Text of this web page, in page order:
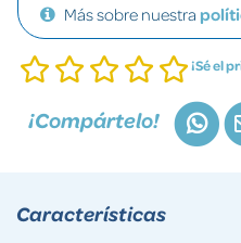
Más sobre nuestra
¡Sé el
¡Compártelo!
Características